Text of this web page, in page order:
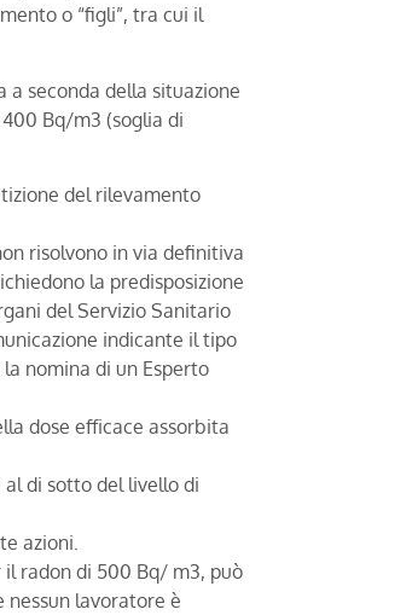
o “figli”, tra cui il
seconda della situazione
Bq/m3 (soglia di
del rilevamento
risolvono in via definitiva
la predisposizione
del Servizio Sanitario
indicante il tipo
nomina di un Esperto
dose efficace assorbita
di sotto del livello di
azioni.
il radon di 500 Bq/ m3, può
lavoratore è